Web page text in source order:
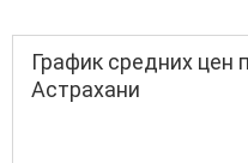
График средних цен
Астрахани